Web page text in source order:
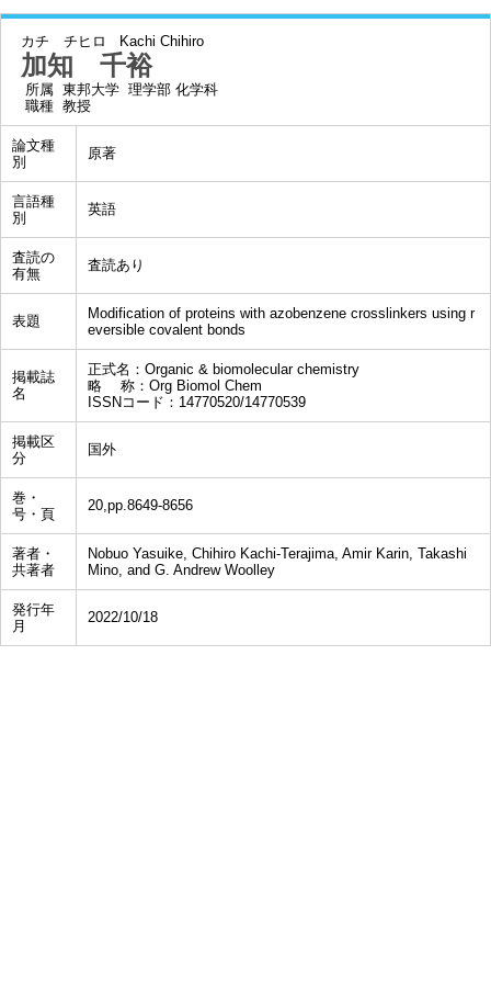
カチ チヒロ Kachi Chihiro
加知 千裕
所属 東邦大学 理学部 化学科
職種 教授
論文種
別
原著
言語種
別
英語
査読の
有無
査読あり
表題
Modification of proteins with azobenzene crosslinkers using r
eversible covalent bonds
掲載誌
名
正式名：Organic & biomolecular chemistry
略 称：Org Biomol Chem
ISSNコード：14770520/14770539
掲載区
分
国外
巻・
号・頁
20,pp.8649-8656
著者・
共著者
Nobuo Yasuike, Chihiro Kachi-Terajima, Amir Karin, Takashi
Mino, and G. Andrew Woolley
発行年
月
2022/10/18